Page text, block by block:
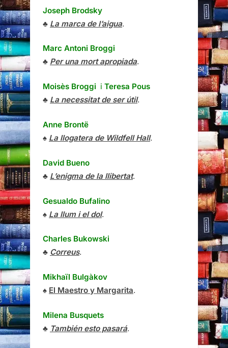
Joseph Brodsky
♣ La marca de l’aigua.
Marc Antoni Broggi
♣ Per una mort apropiada.
Moisès Broggi i Teresa Pous
♣ La necessitat de ser útil.
Anne Brontë
♠ La llogatera de Wildfell Hall.
David Bueno
♣ L’enigma de la llibertat.
Gesualdo Bufalino
♠ La llum i el dol.
Charles Bukowski
♣ Correus.
Mikhaïl Bulgàkov
♠ El Maestro y Margarita.
Milena Busquets
♣ También esto pasará.